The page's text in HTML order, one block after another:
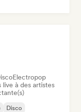
Electropop
à des artistes
Disco